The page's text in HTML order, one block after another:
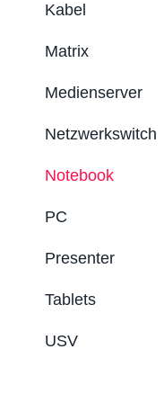
Kabel
Matrix
Medienserver
Netzwerkswitch
Notebook
PC
Presenter
Tablets
USV